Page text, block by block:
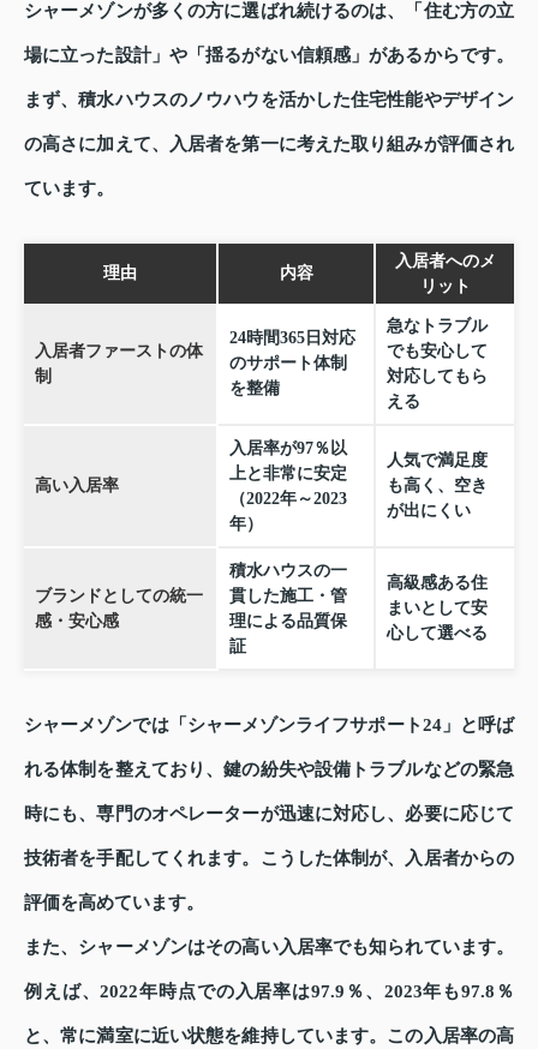
シャーメゾンが多くの方に選ばれ続けるのは、「住む方の立
場に立った設計」や「揺るがない信頼感」があるからです。
まず、積水ハウスのノウハウを活かした住宅性能やデザイン
の高さに加えて、入居者を第一に考えた取り組みが評価され
ています。
理由 内容
入居者へのメ
リット
入居者ファーストの体
制
24時間365日対応
のサポート体制
を整備
急なトラブル
でも安心して
対応してもら
える
高い入居率
入居率が97％以
上と非常に安定
（2022年～2023
年）
人気で満足度
も高く、空き
が出にくい
ブランドとしての統一
感・安心感
積水ハウスの一
貫した施工・管
理による品質保
証
高級感ある住
まいとして安
心して選べる
シャーメゾンでは「シャーメゾンライフサポート24」と呼ば
れる体制を整えており、鍵の紛失や設備トラブルなどの緊急
時にも、専門のオペレーターが迅速に対応し、必要に応じて
技術者を手配してくれます。こうした体制が、入居者からの
評価を高めています。
また、シャーメゾンはその高い入居率でも知られています。
例えば、2022年時点での入居率は97.9％、2023年も97.8％
と、常に満室に近い状態を維持しています。この入居率の高